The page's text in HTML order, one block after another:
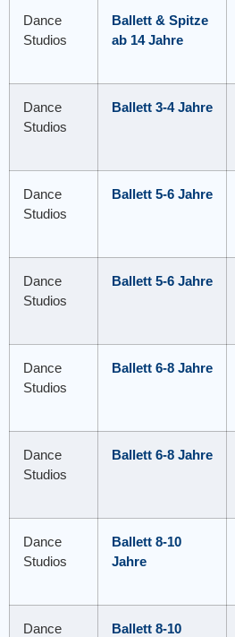
Dance
Studios
Ballett & Spitze
ab 14 Jahre
Dance
Studios
Ballett 3-4 Jahre
Dance
Studios
Ballett 5-6 Jahre
Dance
Studios
Ballett 5-6 Jahre
Dance
Studios
Ballett 6-8 Jahre
Dance
Studios
Ballett 6-8 Jahre
Dance
Studios
Ballett 8-10
Jahre
Dance
Ballett 8-10